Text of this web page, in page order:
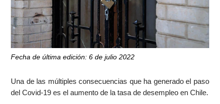
Fecha de última edición: 6 de julio 2022
Una de las múltiples consecuencias que ha generado el paso
del Covid-19 es el aumento de la tasa de desempleo en Chile.